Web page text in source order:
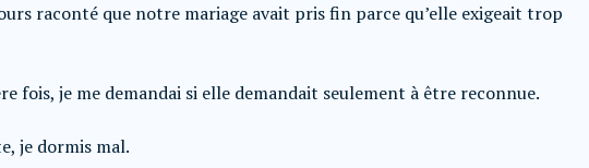
raconté que notre mariage avait pris fin parce qu’elle exigeait trop
fois, je me demandai si elle demandait seulement à être reconnue.
je dormis mal.